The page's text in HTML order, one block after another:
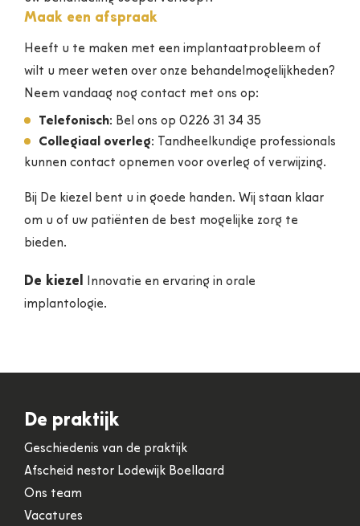
Maak een afspraak
Heeft u te maken met een implantaatprobleem of
wilt u meer weten over onze behandelmogelijkheden?
Neem vandaag nog contact met ons op:
Telefonisch: Bel ons op 0226 31 34 35
Collegiaal overleg: Tandheelkundige professionals
kunnen contact opnemen voor overleg of verwijzing.
Bij De kiezel bent u in goede handen. Wij staan klaar
om u of uw patiënten de best mogelijke zorg te
bieden.
De kiezel Innovatie en ervaring in orale
implantologie.
De praktijk
Geschiedenis van de praktijk
Afscheid nestor Lodewijk Boellaard
Ons team
Vacatures